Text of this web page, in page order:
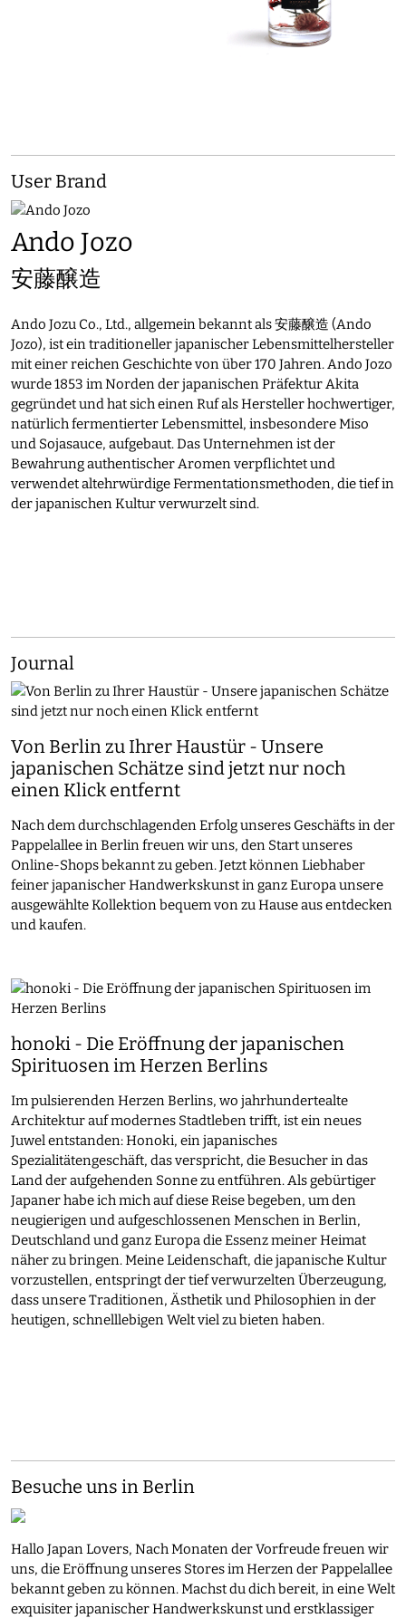
User Brand
Ando Jozo
安藤醸造
Ando Jozu Co., Ltd., allgemein bekannt als 安藤醸造 (Ando
Jozo), ist ein traditioneller japanischer Lebensmittelhersteller
mit einer reichen Geschichte von über 170 Jahren. Ando Jozo
wurde 1853 im Norden der japanischen Präfektur Akita
gegründet und hat sich einen Ruf als Hersteller hochwertiger,
natürlich fermentierter Lebensmittel, insbesondere Miso
und Sojasauce, aufgebaut. Das Unternehmen ist der
Bewahrung authentischer Aromen verpflichtet und
verwendet altehrwürdige Fermentationsmethoden, die tief in
der japanischen Kultur verwurzelt sind.
Journal
Von Berlin zu Ihrer Haustür - Unsere
japanischen Schätze sind jetzt nur noch
einen Klick entfernt
Nach dem durchschlagenden Erfolg unseres Geschäfts in der
Pappelallee in Berlin freuen wir uns, den Start unseres
Online-Shops bekannt zu geben. Jetzt können Liebhaber
feiner japanischer Handwerkskunst in ganz Europa unsere
ausgewählte Kollektion bequem von zu Hause aus entdecken
und kaufen.
honoki - Die Eröffnung der japanischen
Spirituosen im Herzen Berlins
Im pulsierenden Herzen Berlins, wo jahrhundertealte
Architektur auf modernes Stadtleben trifft, ist ein neues
Juwel entstanden: Honoki, ein japanisches
Spezialitätengeschäft, das verspricht, die Besucher in das
Land der aufgehenden Sonne zu entführen. Als gebürtiger
Japaner habe ich mich auf diese Reise begeben, um den
neugierigen und aufgeschlossenen Menschen in Berlin,
Deutschland und ganz Europa die Essenz meiner Heimat
näher zu bringen. Meine Leidenschaft, die japanische Kultur
vorzustellen, entspringt der tief verwurzelten Überzeugung,
dass unsere Traditionen, Ästhetik und Philosophien in der
heutigen, schnelllebigen Welt viel zu bieten haben.
Besuche uns in Berlin
Hallo Japan Lovers, Nach Monaten der Vorfreude freuen wir
uns, die Eröffnung unseres Stores im Herzen der Pappelallee
bekannt geben zu können. Machst du dich bereit, in eine Welt
exquisiter japanischer Handwerkskunst und erstklassiger